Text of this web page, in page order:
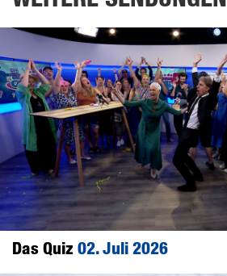
Das Quiz 02. Juli 2026